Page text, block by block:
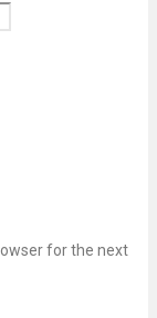
for the next